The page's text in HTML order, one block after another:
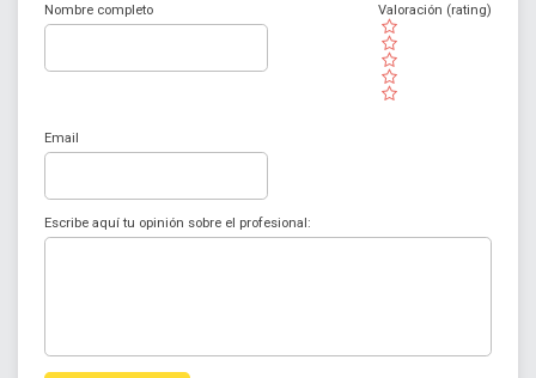
Nombre completo
( )
( )
( )
( )
( )
Valoración (rating)
Email
Escribe aquí tu opinión sobre el profesional: